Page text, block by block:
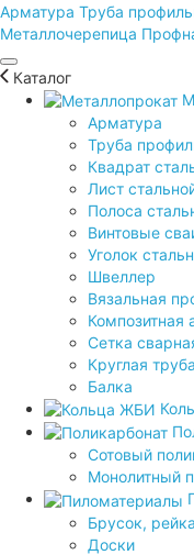
Арматура Труба
Металлочерепица
Каталог
Арматура
Труба
Квадрат
Лист
Полоса
Винтовые
Уголок
Швеллер
Вязальная
Композитная
Сетка
Круглая труба
Балка
Сотовый
Монолитный
Брусок, рейка
Доски